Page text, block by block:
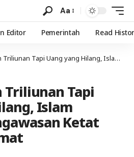
Aa
Editor Pemerintah Read
Uang yang Hilang, Islam Menyeru Pengawasan Ketat atas Harta Umat
Triliunan Tapi
Islam
Ketat